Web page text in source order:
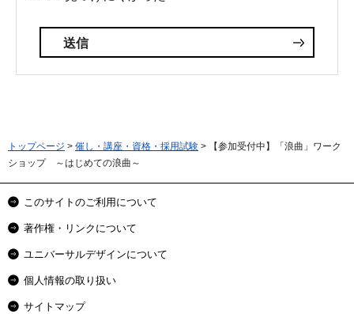
トップページ > 催し・講座・資格・採用試験 > 【参加受付中】「浪曲」ワーク
ショップ ～はじめての浪曲～
このサイトのご利用について
著作権・リンクについて
ユニバーサルデザインについて
個人情報の取り扱い
サイトマップ